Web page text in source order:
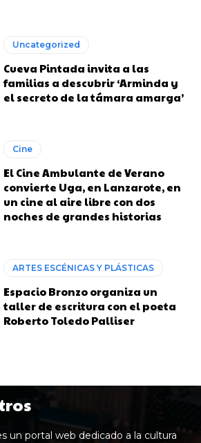
Uncategorized
Cueva Pintada invita a las
familias a descubrir ‘Arminda y
el secreto de la támara amarga’
Cine
El Cine Ambulante de Verano
convierte Uga, en Lanzarote, en
un cine al aire libre con dos
noches de grandes historias
ARTES ESCÉNICAS Y PLÁSTICAS
Espacio Bronzo organiza un
taller de escritura con el poeta
Roberto Toledo Palliser
un portal web dedicado a la cultura